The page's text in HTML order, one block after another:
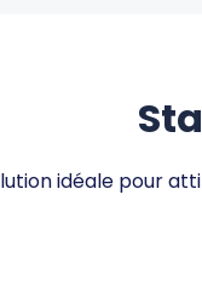
idéale pour